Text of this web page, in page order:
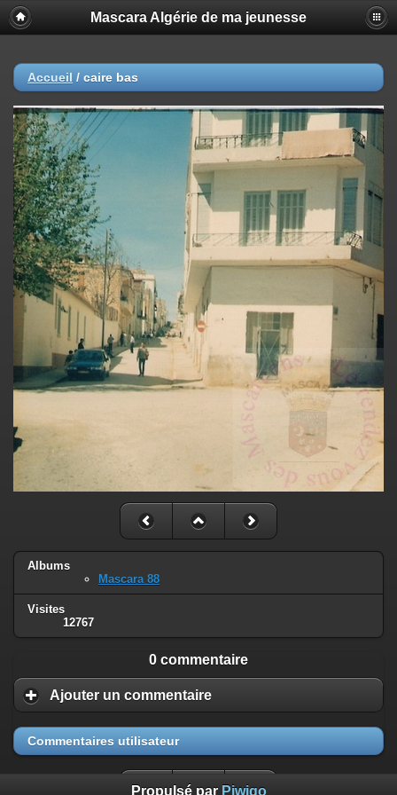
Mascara Algérie de ma jeunesse
Accueil / caire bas
Albums
Mascara 88
Visites
12767
0 commentaire
Ajouter un commentaire
Commentaires utilisateur
Propulsé par Piwigo